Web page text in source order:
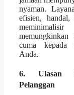
nyaman.
efisien,
cuma kepada
Anda.
6. Ulasan
Pelanggan